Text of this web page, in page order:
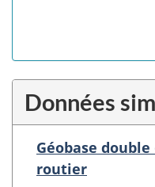
Données
Géobase
routier